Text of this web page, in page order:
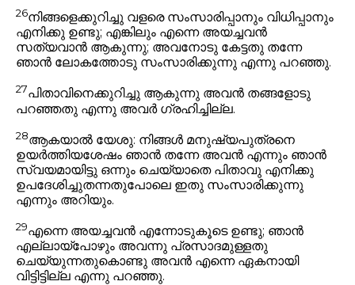
26നിങ്ങളെക്കുറിച്ചു വളരെ സംസാരിപ്പാനും വിധിപ്പാനും
എനിക്കു ഉണ്ടു; എങ്കിലും എന്നെ അയച്ചവൻ
സത്യവാൻ ആകുന്നു; അവനോടു കേട്ടതു തന്നേ
ഞാൻ ലോകത്തോടു സംസാരിക്കുന്നു എന്നു പറഞ്ഞു.
27പിതാവിനെക്കുറിച്ചു ആകുന്നു അവൻ തങ്ങളോടു
പറഞ്ഞതു എന്നു അവർ ഗ്രഹിച്ചില്ല.
28ആകയാൽ യേശു: നിങ്ങൾ മനുഷ്യപുത്രനെ
ഉയർത്തിയശേഷം ഞാൻ തന്നേ അവൻ എന്നും ഞാൻ
സ്വയമായിട്ടു ഒന്നും ചെയ്യാതെ പിതാവു എനിക്കു
ഉപദേശിച്ചുതന്നതുപോലെ ഇതു സംസാരിക്കുന്നു
എന്നും അറിയും.
29എന്നെ അയച്ചവൻ എന്നോടുകൂടെ ഉണ്ടു; ഞാൻ
എല്ലായ്പോഴും അവന്നു പ്രസാദമുള്ളതു
ചെയ്യുന്നതുകൊണ്ടു അവൻ എന്നെ ഏകനായി
വിട്ടിട്ടില്ല എന്നു പറഞ്ഞു.